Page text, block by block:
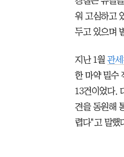
워 고심하고
두고 있으며
지난 1월 관
한 마약 밀수
13건이었다.
견을 동원해
렵다"고 말했